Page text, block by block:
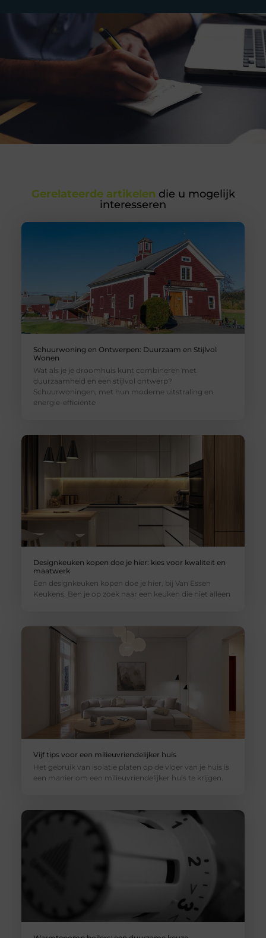
Gerelateerde artikelen die u mogelijk
interesseren
Schuurwoning en Ontwerpen: Duurzaam en Stijlvol
Wonen
Wat als je je droomhuis kunt combineren met
duurzaamheid en een stijlvol ontwerp?
Schuurwoningen, met hun moderne uitstraling en
energie-efficiënte
Designkeuken kopen doe je hier: kies voor kwaliteit en
maatwerk
Een designkeuken kopen doe je hier, bij Van Essen
Keukens. Ben je op zoek naar een keuken die niet alleen
Vijf tips voor een milieuvriendelijker huis
Het gebruik van isolatie platen op de vloer van je huis is
een manier om een ​​milieuvriendelijker huis te krijgen.